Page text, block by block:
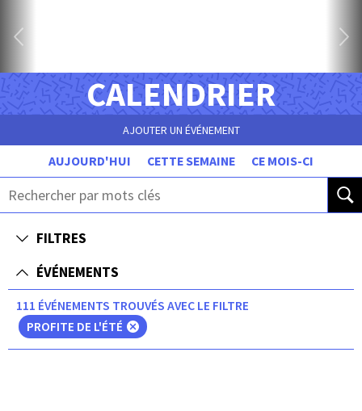
CALENDRIER
AJOUTER UN ÉVÉNEMENT
AUJOURD'HUI CETTE SEMAINE CE MOIS-CI
FILTRES
ÉVÉNEMENTS
111 ÉVÉNEMENTS TROUVÉS AVEC LE FILTRE
PROFITE DE L'ÉTÉ